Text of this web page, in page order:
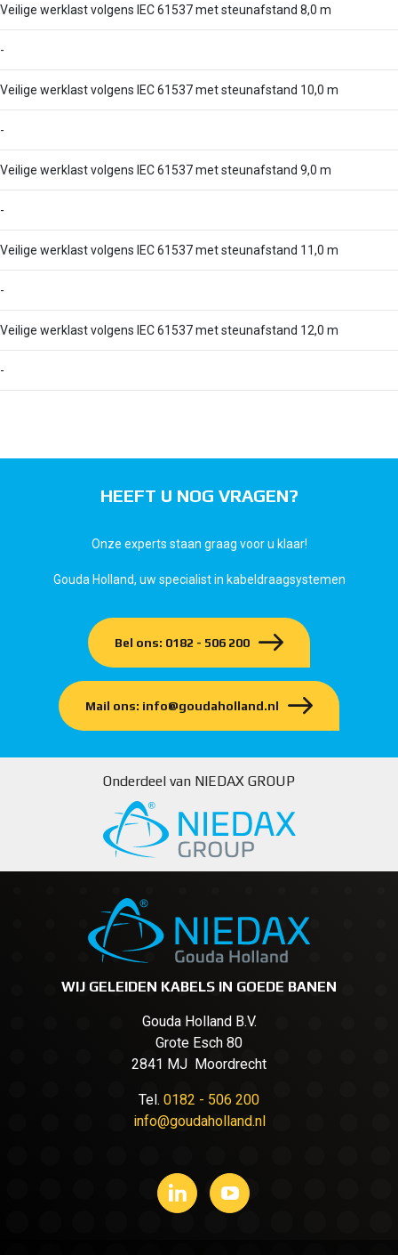
Veilige werklast volgens IEC 61537 met steunafstand 8,0 m
-
Veilige werklast volgens IEC 61537 met steunafstand 10,0 m
-
Veilige werklast volgens IEC 61537 met steunafstand 9,0 m
-
Veilige werklast volgens IEC 61537 met steunafstand 11,0 m
-
Veilige werklast volgens IEC 61537 met steunafstand 12,0 m
-
HEEFT U NOG VRAGEN?
Onze experts staan graag voor u klaar!
Gouda Holland, uw specialist in kabeldraagsystemen
Bel ons: 0182 - 506 200
Mail ons: info@goudaholland.nl
Onderdeel van NIEDAX GROUP
WIJ GELEIDEN KABELS IN GOEDE BANEN
Gouda Holland B.V.
Grote Esch 80
2841 MJ Moordrecht
Tel. 0182 - 506 200
info@goudaholland.nl